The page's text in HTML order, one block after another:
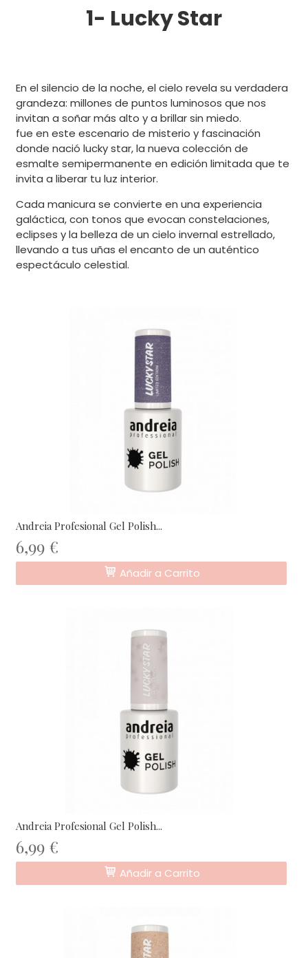
1- Lucky Star
En el silencio de la noche, el cielo revela su verdadera
grandeza: millones de puntos luminosos que nos
invitan a soñar más alto y a brillar sin miedo.
fue en este escenario de misterio y fascinación
donde nació lucky star, la nueva colección de
esmalte semipermanente en edición limitada que te
invita a liberar tu luz interior.
Cada manicura se convierte en una experiencia
galáctica, con tonos que evocan constelaciones,
eclipses y la belleza de un cielo invernal estrellado,
llevando a tus uñas el encanto de un auténtico
espectáculo celestial.
Andreia Profesional Gel Polish...
6,99 €
Añadir a Carrito
Andreia Profesional Gel Polish...
6,99 €
Añadir a Carrito